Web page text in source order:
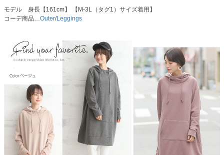
モデル 身長【161cm】 【M-3L（タグ1）サイズ着用】
コーデ商品…Outer/Leggings